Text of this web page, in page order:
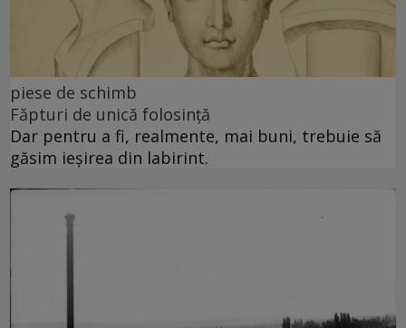
piese de schimb
Făpturi de unică folosință
Dar pentru a fi, realmente, mai buni, trebuie să
găsim ieșirea din labirint.